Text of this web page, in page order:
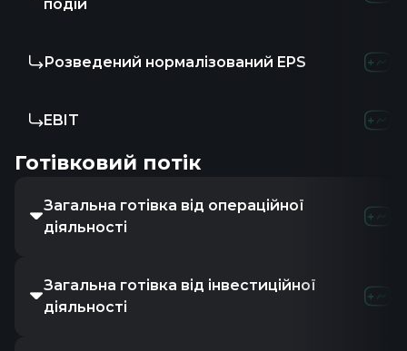
подій
Розведений нормалізований EPS
EBIT
Готівковий потік
Загальна готівка від операційної
діяльності
Загальна готівка від інвестиційної
діяльності